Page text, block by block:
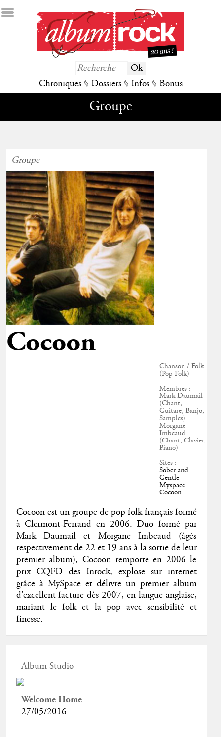
Chroniques § Dossiers § Infos § Bonus
Groupe
Groupe
Cocoon
Chanson / Folk
(Pop Folk)
Membres :
Mark Daumail
(Chant,
Guitare, Banjo,
Samples)
Morgane
Imbeaud
(Chant, Clavier,
Piano)
Sites :
Sober and
Gentle
Myspace
Cocoon
Cocoon est un groupe de pop folk français formé
à Clermont-Ferrand en 2006. Duo formé par
Mark Daumail et Morgane Imbeaud (âgés
respectivement de 22 et 19 ans à la sortie de leur
premier album), Cocoon remporte en 2006 le
prix CQFD des Inrock, explose sur internet
grâce à MySpace et délivre un premier album
d'excellent facture dès 2007, en langue anglaise,
mariant le folk et la pop avec sensibilité et
finesse.
Album Studio
Welcome Home
27/05/2016